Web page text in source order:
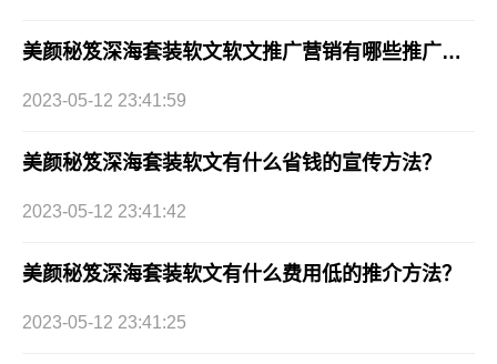
美颜秘笈深海套装软文软文推广营销有哪些推广方式？
2023-05-12 23:41:59
美颜秘笈深海套装软文有什么省钱的宣传方法？
2023-05-12 23:41:42
美颜秘笈深海套装软文有什么费用低的推介方法？
2023-05-12 23:41:25